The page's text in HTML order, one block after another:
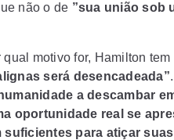
não o de ”sua união sob
motivo for, Hamilton
será desencadeada”
a descambar
oportunidade real se
para atiçar